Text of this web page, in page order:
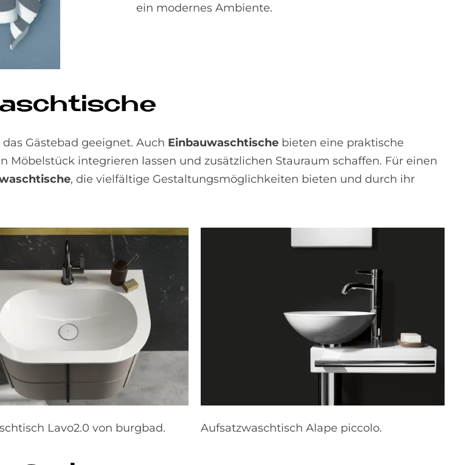
ein modernes Ambiente.
Gästebad geeignet. Auch Einbauwaschtische bieten eine praktische
Möbelstück integrieren lassen und zusätzlichen Stauraum schaffen. Für einen
, die vielfältige Gestaltungsmöglichkeiten bieten und durch ihr
Lavo2.0 von burgbad. Aufsatzwaschtisch Alape piccolo.